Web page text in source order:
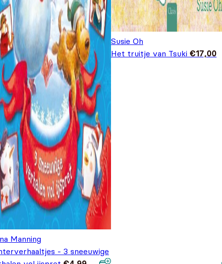
Manning
- 3 sneeuwige
Susie Oh
Het truitje van Tsuki €17,00